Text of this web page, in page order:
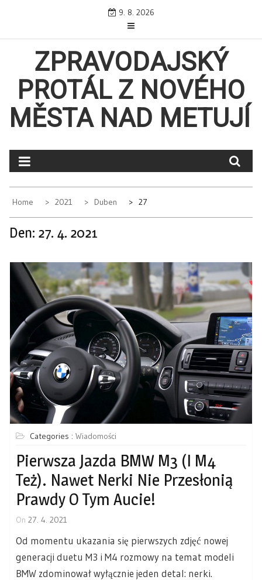
9. 8. 2026
ZPRAVODAJSKÝ
PROTÁL Z NOVÉHO
MĚSTA NAD METUJÍ
Home 2021 Duben 27
Den: 27. 4. 2021
Categories : Wiadomości
Pierwsza Jazda BMW M3 (i M4
Też). Nawet Nerki Nie Przesłonią
Prawdy O Tym Aucie!
On 27. 4. 2021
Od momentu ukazania się pierwszych zdjęć nowej
generacji duetu M3 i M4 rozmowy na temat modeli
BMW zdominował wyłącznie jeden detal: nerki.